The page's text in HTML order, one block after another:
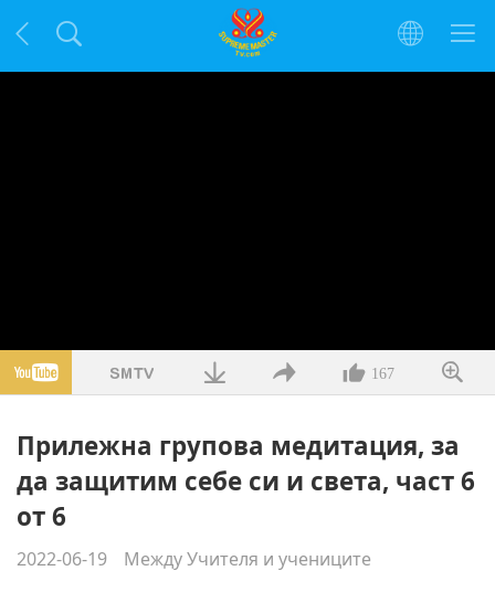
167
Прилежна групова медитация, за
да защитим себе си и света, част 6
от 6
2022-06-19 Между Учителя и учениците